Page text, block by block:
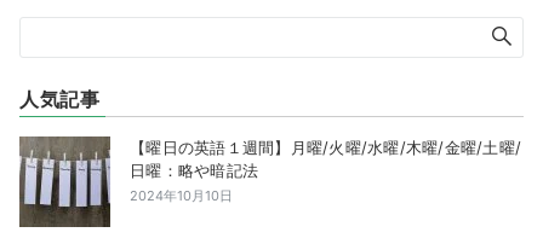
人気記事
【曜日の英語１週間】月曜/火曜/水曜/木曜/金曜/土曜/
日曜：略や暗記法
2024年10月10日